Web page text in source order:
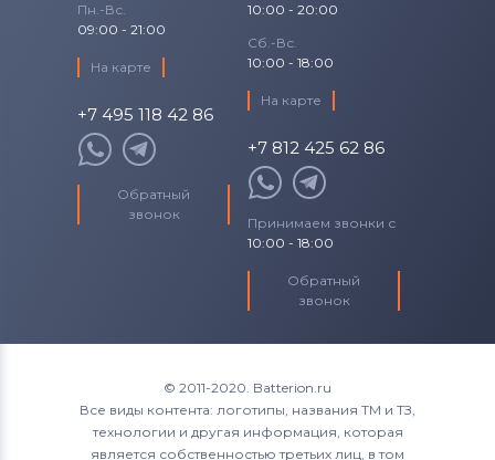
Пн.-Вс.
09:00 - 21:00
На карте
+7 495 118 42 86
Обратный
звонок
10:00 - 20:00
Сб.-Вс.
10:00 - 18:00
На карте
+7 812 425 62 86
Принимаем звонки с
10:00 - 18:00
Обратный
звонок
© 2011-2020. Batterion.ru
Все виды контента: логотипы, названия ТМ и ТЗ,
технологии и другая информация, которая
является собственностью третьих лиц, в том